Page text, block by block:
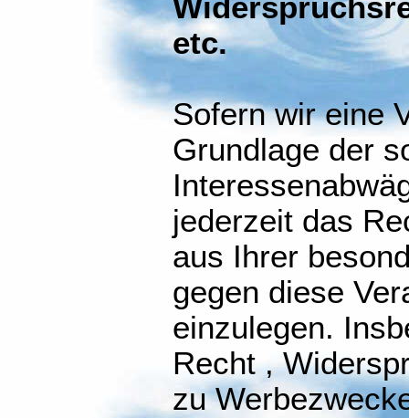
etc.
Sofern wir eine
Grundlage der
jederzeit das
aus Ihrer
gegen diese
einzulegen.
Recht ,
zu